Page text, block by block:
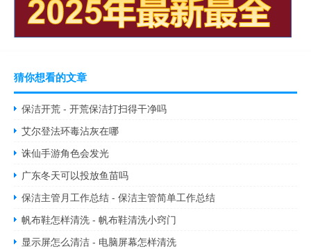
猜你想看的文章
保洁开荒 - 开荒保洁打扫得干净吗
艾尔登法环毒沾灰在哪
诛仙手游角色会发光
广东冬天可以投放鱼苗吗
保洁主管月工作总结 - 保洁主管简单工作总结
帆布鞋怎样清洗 - 帆布鞋清洗小窍门
显示屏怎么清洁 - 电脑屏幕怎样清洗